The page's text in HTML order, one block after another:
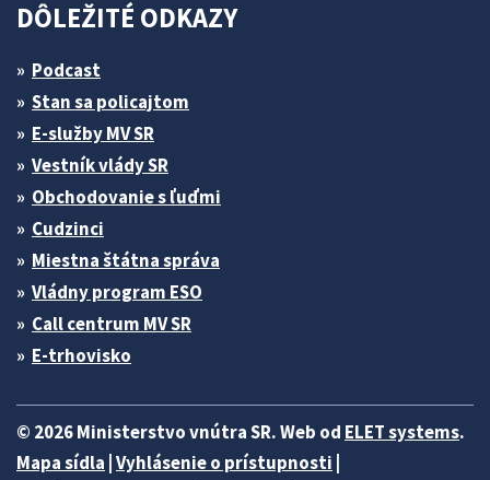
DÔLEŽITÉ ODKAZY
Podcast
Stan sa policajtom
E-služby MV SR
Vestník vlády SR
Obchodovanie s ľuďmi
Cudzinci
Miestna štátna správa
Vládny program ESO
Call centrum MV SR
E-trhovisko
© 2026 Ministerstvo vnútra SR. Web od ELET systems.
Mapa sídla Vyhlásenie o prístupnosti